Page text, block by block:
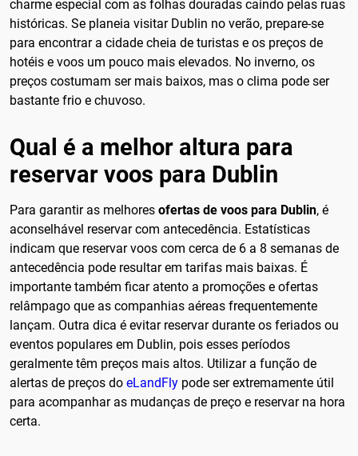
charme especial com as folhas douradas caindo pelas ruas
históricas. Se planeia visitar Dublin no verão, prepare-se
para encontrar a cidade cheia de turistas e os preços de
hotéis e voos um pouco mais elevados. No inverno, os
preços costumam ser mais baixos, mas o clima pode ser
bastante frio e chuvoso.
Qual é a melhor altura para
reservar voos para Dublin
Para garantir as melhores ofertas de voos para Dublin, é
aconselhável reservar com antecedência. Estatísticas
indicam que reservar voos com cerca de 6 a 8 semanas de
antecedência pode resultar em tarifas mais baixas. É
importante também ficar atento a promoções e ofertas
relâmpago que as companhias aéreas frequentemente
lançam. Outra dica é evitar reservar durante os feriados ou
eventos populares em Dublin, pois esses períodos
geralmente têm preços mais altos. Utilizar a função de
alertas de preços do eLandFly pode ser extremamente útil
para acompanhar as mudanças de preço e reservar na hora
certa.